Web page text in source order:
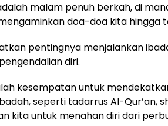
malam penuh berkah, di
doa-doa kita hingga
pentingnya menjalankan
diri.
kesempatan untuk
seperti tadarrus Al-Qur’an,
kita untuk menahan diri dari